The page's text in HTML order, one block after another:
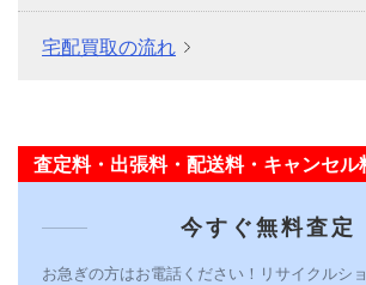
宅配買取の流れ
査定料・出張料・配送料・キャンセル
今すぐ無料査定
お急ぎの方はお電話ください！リサイクルシ